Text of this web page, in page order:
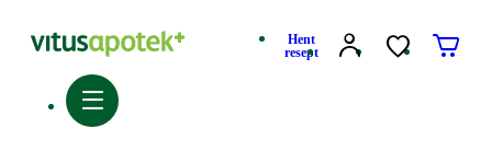
Hent
resept